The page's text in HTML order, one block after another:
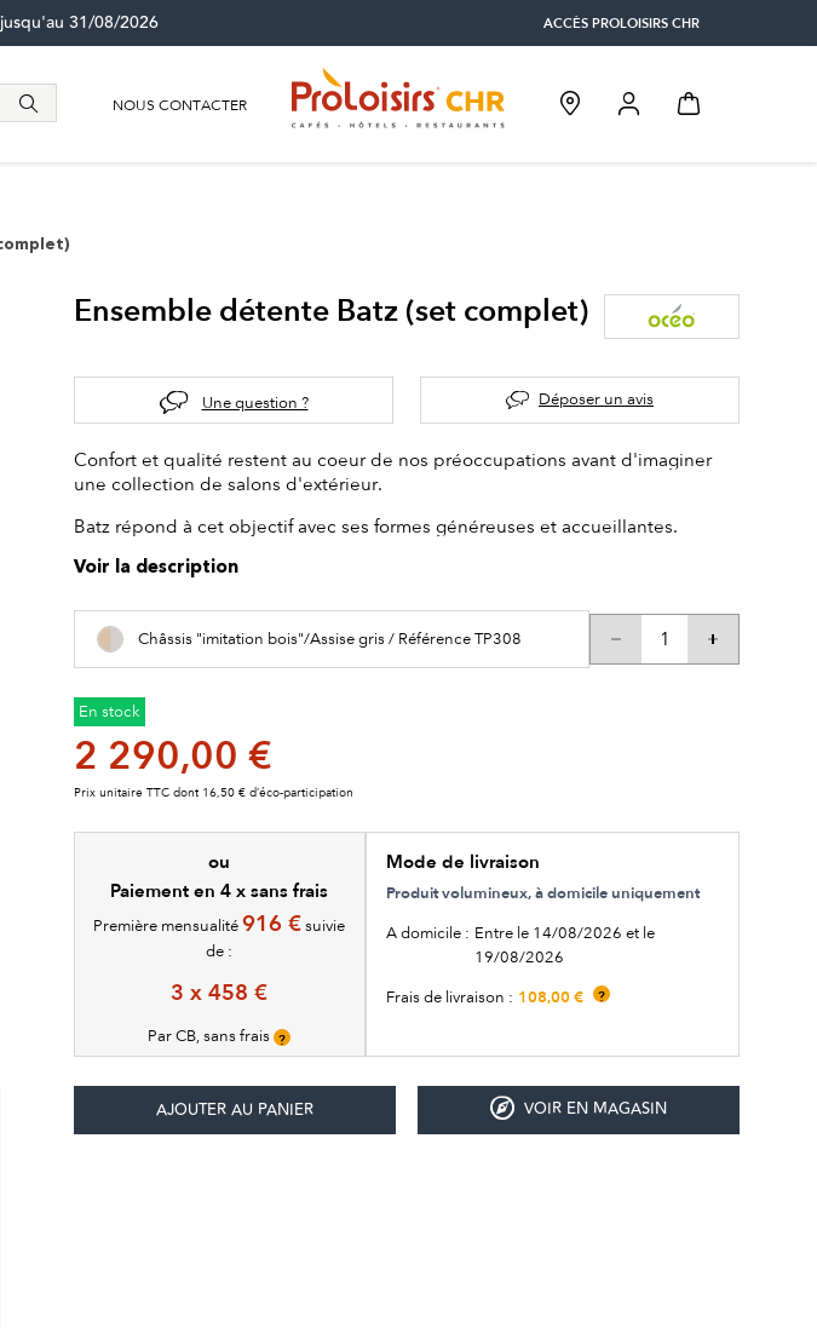
ACCÈS PROLOISIRS CHR
31/08/2026
NOUS CONTACTER
Ensemble détente Batz (set complet)
Une question ? Déposer un avis
Confort et qualité restent au coeur de nos préoccupations avant d'imaginer
une collection de salons d'extérieur.
Batz répond à cet objectif avec ses formes généreuses et accueillantes.
Voir la description
Châssis "imitation bois"/Assise gris / Référence TP308
En stock
2 290,00 €
Prix unitaire TTC dont 16,50 € d’éco-participation
ou
Paiement en 4 x sans frais
Première mensualité916 € suivie
de :
3 x 458 €
Par CB, sans frais ?
Mode de livraison
Produit volumineux, à domicile uniquement
A domicile : Entre le 14/08/2026 et le
19/08/2026
Frais de livraison : 108,00 € ?
VOIR EN MAGASIN